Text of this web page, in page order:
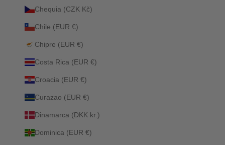
Chequia (CZK Kč)
Chile (EUR €)
Chipre (EUR €)
Costa Rica (EUR €)
Croacia (EUR €)
Curazao (EUR €)
Dinamarca (DKK kr.)
Dominica (EUR €)